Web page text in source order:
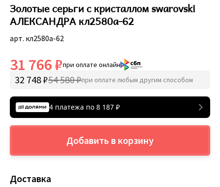
Золотые серьги с кристаллом swarovski
АЛЕКСАНДРА кл2580а-62
арт. кл2580а-62
31 766 ₽при оплате онлайн
32 748 ₽54 580 ₽при оплате любым другим способом
4 платежа по 8 187 ₽
Добавить в корзину
Доставка